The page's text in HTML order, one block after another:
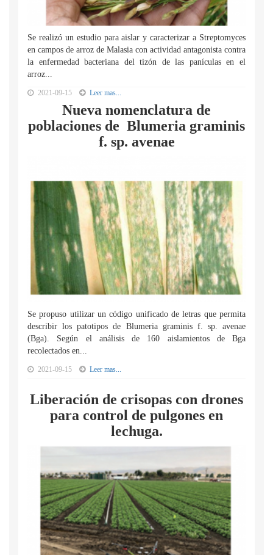
Se realizó un estudio para aislar y caracterizar a Streptomyces
en campos de arroz de Malasia con actividad antagonista contra
la enfermedad bacteriana del tizón de las panículas en el
arroz...
2021-09-15 Leer mas...
Nueva nomenclatura de
poblaciones de Blumeria graminis
f. sp. avenae
Se propuso utilizar un código unificado de letras que permita
describir los patotipos de Blumeria graminis f. sp. avenae
(Bga). Según el análisis de 160 aislamientos de Bga
recolectados en...
2021-09-15 Leer mas...
Liberación de crisopas con drones
para control de pulgones en
lechuga.